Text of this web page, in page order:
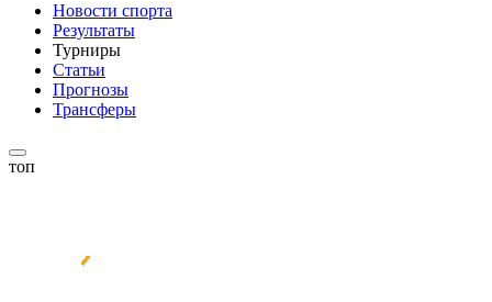
Новости спорта
Результаты
Турниры
Статьи
Прогнозы
Трансферы
топ